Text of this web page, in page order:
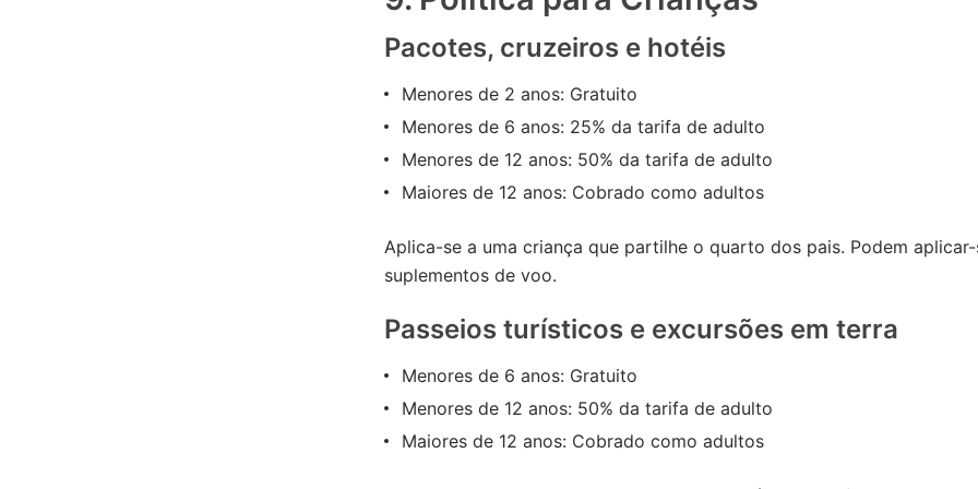
Pacotes, cruzeiros e hotéis
Menores de 2 anos: Gratuito
Menores de 6 anos: 25% da tarifa de adulto
Menores de 12 anos: 50% da tarifa de adulto
Maiores de 12 anos: Cobrado como adultos
Aplica-se a uma criança que partilhe o quarto dos pais. Podem
suplementos de voo.
Passeios turísticos e excursões em terra
Menores de 6 anos: Gratuito
Menores de 12 anos: 50% da tarifa de adulto
Maiores de 12 anos: Cobrado como adultos